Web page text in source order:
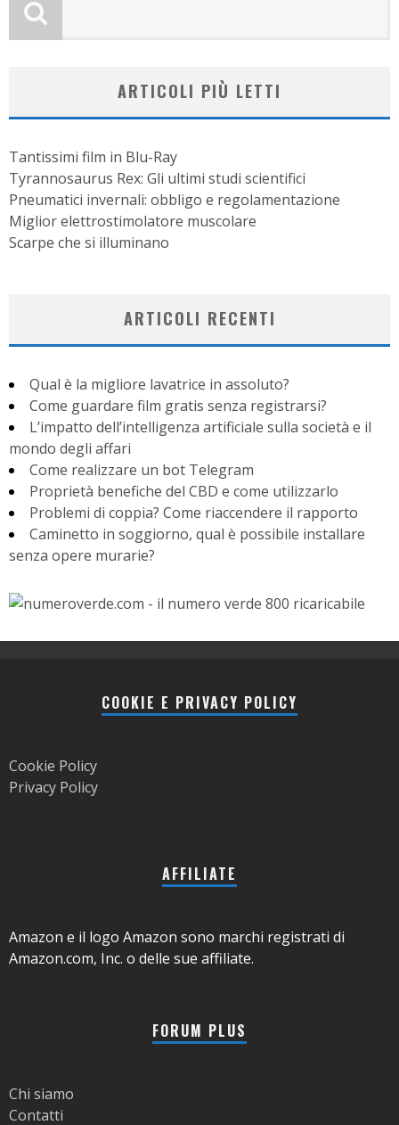
ARTICOLI PIÙ LETTI
Tantissimi film in Blu-Ray
Tyrannosaurus Rex: Gli ultimi studi scientifici
Pneumatici invernali: obbligo e regolamentazione
Miglior elettrostimolatore muscolare
Scarpe che si illuminano
ARTICOLI RECENTI
Qual è la migliore lavatrice in assoluto?
Come guardare film gratis senza registrarsi?
L’impatto dell’intelligenza artificiale sulla società e il
mondo degli affari
Come realizzare un bot Telegram
Proprietà benefiche del CBD e come utilizzarlo
Problemi di coppia? Come riaccendere il rapporto
Caminetto in soggiorno, qual è possibile installare
senza opere murarie?
COOKIE E PRIVACY POLICY
Cookie Policy
Privacy Policy
AFFILIATE
Amazon e il logo Amazon sono marchi registrati di
Amazon.com, Inc. o delle sue affiliate.
FORUM PLUS
Chi siamo
Contatti